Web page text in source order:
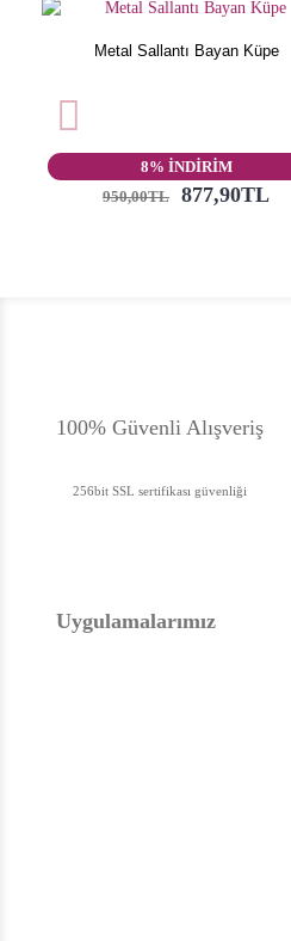
Metal Sallantı Bayan Küpe
8% İNDİRİM
950,00TL
877,90TL
100% Güvenli Alışveriş
256bit SSL sertifikası güvenliği
Uygulamalarımız